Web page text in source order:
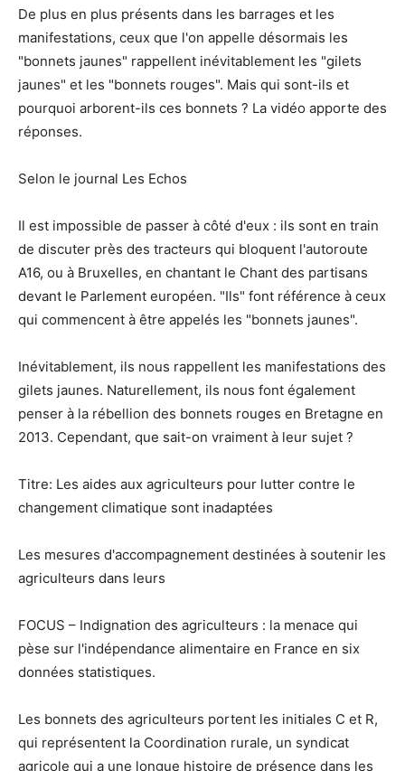
De plus en plus présents dans les barrages et les
manifestations, ceux que l'on appelle désormais les
"bonnets jaunes" rappellent inévitablement les "gilets
jaunes" et les "bonnets rouges". Mais qui sont-ils et
pourquoi arborent-ils ces bonnets ? La vidéo apporte des
réponses.
Selon le journal Les Echos
Il est impossible de passer à côté d'eux : ils sont en train
de discuter près des tracteurs qui bloquent l'autoroute
A16, ou à Bruxelles, en chantant le Chant des partisans
devant le Parlement européen. "Ils" font référence à ceux
qui commencent à être appelés les "bonnets jaunes".
Inévitablement, ils nous rappellent les manifestations des
gilets jaunes. Naturellement, ils nous font également
penser à la rébellion des bonnets rouges en Bretagne en
2013. Cependant, que sait-on vraiment à leur sujet ?
Titre: Les aides aux agriculteurs pour lutter contre le
changement climatique sont inadaptées
Les mesures d'accompagnement destinées à soutenir les
agriculteurs dans leurs
FOCUS – Indignation des agriculteurs : la menace qui
pèse sur l'indépendance alimentaire en France en six
données statistiques.
Les bonnets des agriculteurs portent les initiales C et R,
qui représentent la Coordination rurale, un syndicat
agricole qui a une longue histoire de présence dans les